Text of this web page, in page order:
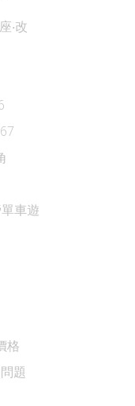
‧改
車遊
格
題